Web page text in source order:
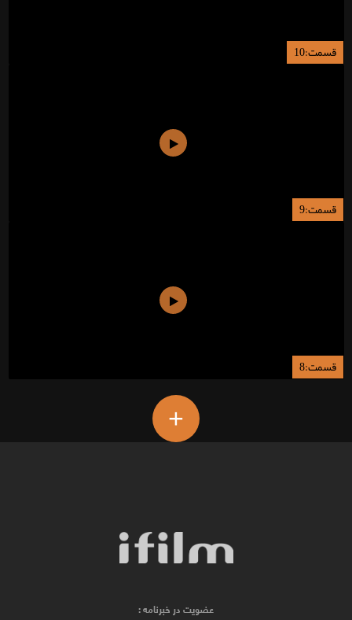
قسمت:10
قسمت:9
قسمت:8
+
عضویت در خبرنامه :